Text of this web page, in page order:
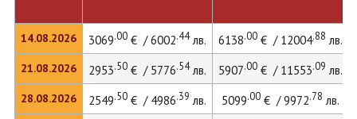
14.08.2026
21.08.2026
28.08.2026
3069.00€ / 6002.44лв. 6138.00€ / 12004.88 лв.
2953.50€ / 5776.54лв. 5907.00€ / 11553.09 лв.
2549.50€ / 4986.39 лв. 5099.00€ / 9972.78 лв.